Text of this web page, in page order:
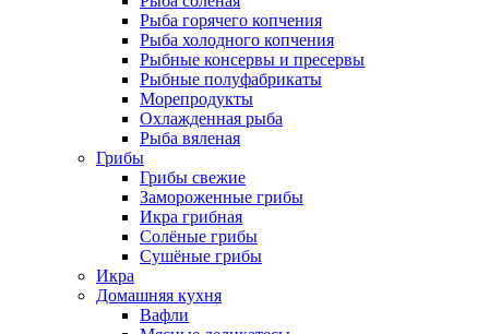
Рыба горячего копчения
Рыба холодного копчения
Рыбные консервы и пресервы
Рыбные полуфабрикаты
Морепродукты
Охлажденная рыба
Рыба вяленая
Грибы
Грибы свежие
Замороженные грибы
Икра грибная
Солёные грибы
Сушёные грибы
Икра
Домашняя кухня
Вафли